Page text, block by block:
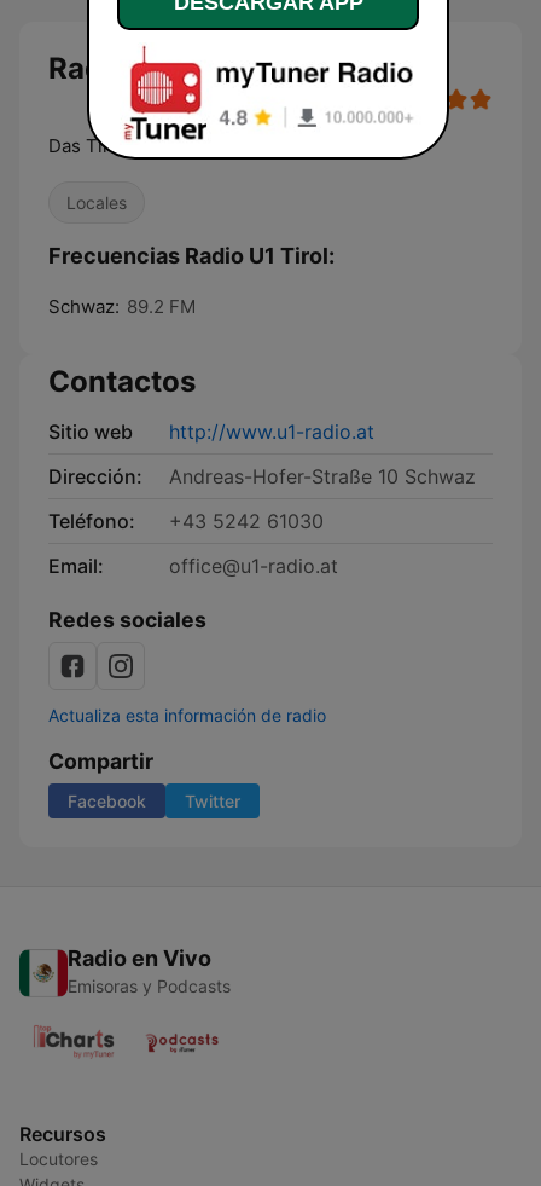
Radio U1 Tirol
Das Tiroler Heimatradio
Locales
Frecuencias Radio U1 Tirol:
Schwaz: 89.2 FM
Contactos
Sitio web
http://www.u1-radio.at
Dirección:
Andreas-Hofer-Straße 10 Schwaz
Teléfono:
+43 5242 61030
Email:
office@u1-radio.at
Redes sociales
Actualiza esta información de radio
Compartir
Facebook Twitter
Radio en Vivo
Emisoras y Podcasts
Recursos
Locutores